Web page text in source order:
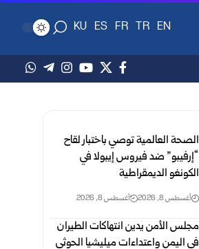
EN
TR
FR
ES
KU
الصحة العالمية توصي باختبار لقاح
“إرفيبو” ضد فيروس إيبولا في
الكونغو الديمقراطية
أغسطس 8, 2026 أغسطس 8, 2026
مجلس الأمن يدين انتهاكات الطيران
في اليمن واعتداءات ميليشيا الحوثي